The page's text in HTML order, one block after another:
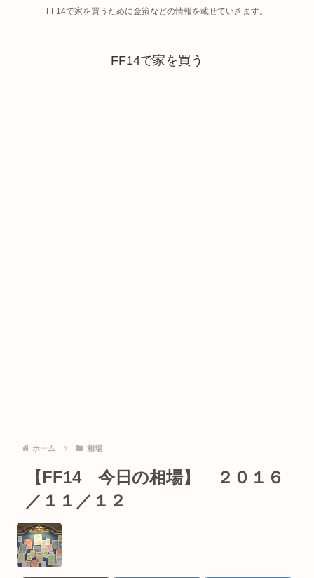
FF14で家を買うために金策などの情報を載せていきます。
FF14で家を買う
ホーム 相場
【FF14 今日の相場】 ２０１６
／１１／１２